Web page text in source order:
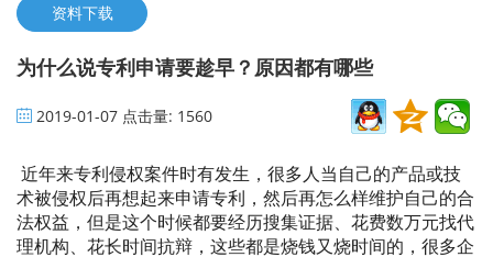
资料下载
为什么说专利申请要趁早？原因都有哪些
2019-01-07 点击量: 1560
近年来专利侵权案件时有发生，很多人当自己的产品或技
术被侵权后再想起来申请专利，然后再怎么样维护自己的合
法权益，但是这个时候都要经历搜集证据、花费数万元找代
理机构、花长时间抗辩，这些都是烧钱又烧时间的，很多企